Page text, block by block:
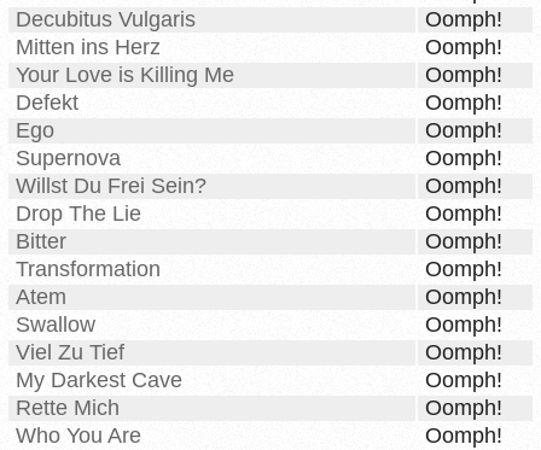
Decubitus Vulgaris
Oomph!
Mitten ins Herz
Oomph!
Your Love is Killing Me
Oomph!
Defekt
Oomph!
Ego
Oomph!
Supernova
Oomph!
Willst Du Frei Sein?
Oomph!
Drop The Lie
Oomph!
Bitter
Oomph!
Transformation
Oomph!
Atem
Oomph!
Swallow
Oomph!
Viel Zu Tief
Oomph!
My Darkest Cave
Oomph!
Rette Mich
Oomph!
Who You Are
Oomph!